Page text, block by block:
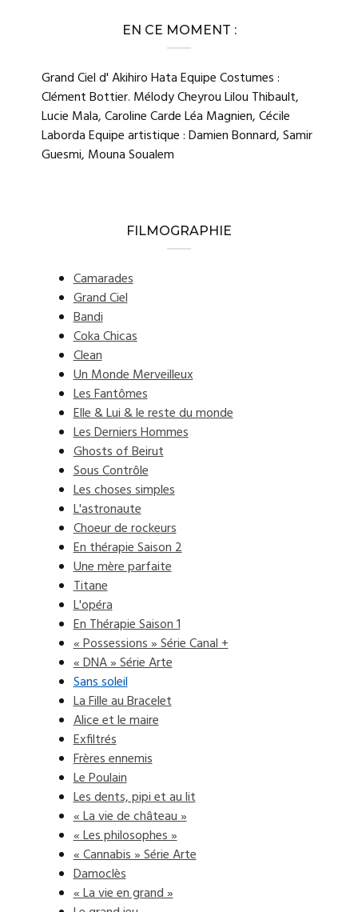
EN CE MOMENT :
Grand Ciel d' Akihiro Hata Equipe Costumes :
Clément Bottier. Mélody Cheyrou Lilou Thibault,
Lucie Mala, Caroline Carde Léa Magnien, Cécile
Laborda Equipe artistique : Damien Bonnard, Samir
Guesmi, Mouna Soualem
FILMOGRAPHIE
Camarades
Grand Ciel
Bandi
Coka Chicas
Clean
Un Monde Merveilleux
Les Fantômes
Elle & Lui & le reste du monde
Les Derniers Hommes
Ghosts of Beirut
Sous Contrôle
Les choses simples
L'astronaute
Choeur de rockeurs
En thérapie Saison 2
Une mère parfaite
Titane
L'opéra
En Thérapie Saison 1
« Possessions » Série Canal +
« DNA » Série Arte
Sans soleil
La Fille au Bracelet
Alice et le maire
Exfiltrés
Frères ennemis
Le Poulain
Les dents, pipi et au lit
« La vie de château »
« Les philosophes »
« Cannabis » Série Arte
Damoclès
« La vie en grand »